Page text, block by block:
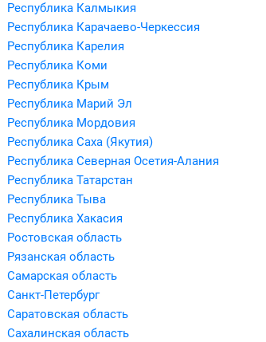
Республика Калмыкия
Республика Карачаево-Черкессия
Республика Карелия
Республика Коми
Республика Крым
Республика Марий Эл
Республика Мордовия
Республика Саха (Якутия)
Республика Северная Осетия-Алания
Республика Татарстан
Республика Тыва
Республика Хакасия
Ростовская область
Рязанская область
Самарская область
Санкт-Петербург
Саратовская область
Сахалинская область